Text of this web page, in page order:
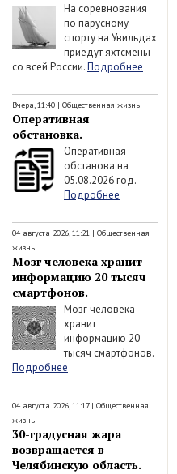
На соревнования
по парусному
спорту на Увильдах
приедут яхтсмены
со всей России.Подробнее
Вчера, 11:40 | Общественная жизнь
Оперативная
обстановка.
Оперативная
обстанова на
05.08.2026 год.
Подробнее
04 августа 2026, 11:21 | Общественная
жизнь
Мозг человека хранит
информацию 20 тысяч
смартфонов.
Мозг человека
хранит
информацию 20
тысяч смартфонов.
Подробнее
04 августа 2026, 11:17| Общественная
жизнь
30-градусная жара
возвращается в
Челябинскую область.